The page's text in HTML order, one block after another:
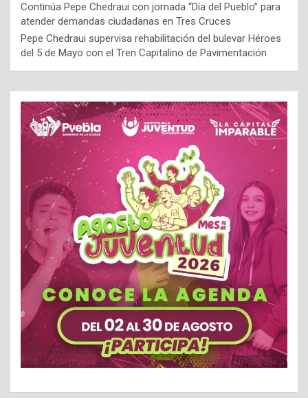
Continúa Pepe Chedraui con jornada “Día del Pueblo” para
atender demandas ciudadanas en Tres Cruces
Pepe Chedraui supervisa rehabilitación del bulevar Héroes
del 5 de Mayo con el Tren Capitalino de Pavimentación